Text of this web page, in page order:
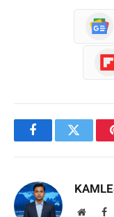
FacebookTwitter
Website